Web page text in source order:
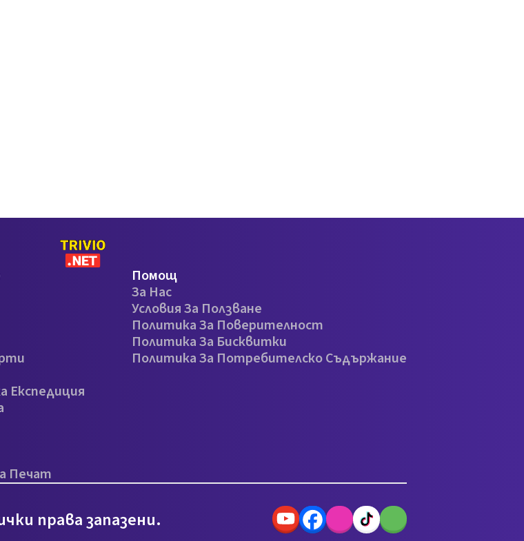
Експедиция
Печат
Помощ
За Нас
Условия За Ползване
Политика За Поверителност
Политика За Бисквитки
Политика За Потребителско Съдържание
права запазени.